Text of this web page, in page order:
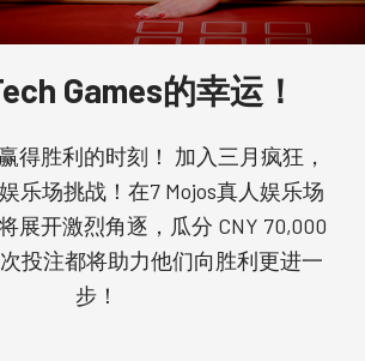
Games的幸运！
得胜利的时刻！ 加入三月疯狂，
乐场挑战！在7 Mojos真人娱乐场
展开激烈角逐，瓜分 CNY 70,000
投注都将助力他们向胜利更进一
步！